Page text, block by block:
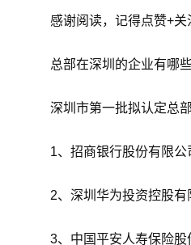
感谢阅读，记得点赞+关
总部在深圳的企业有哪
深圳市第一批拟认定总
1、招商银行股份有限公
2、深圳华为投资控股有
3、中国平安人寿保险股